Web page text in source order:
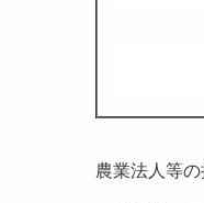
農業法人等